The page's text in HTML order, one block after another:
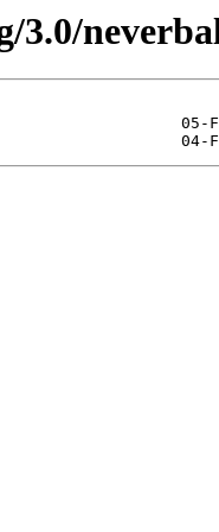
3.0/